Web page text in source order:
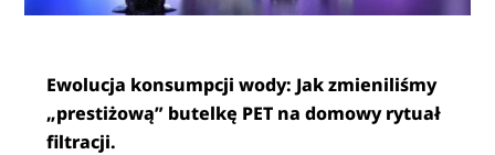
Ewolucja konsumpcji wody: Jak zmieniliśmy
„prestiżową” butelkę PET na domowy rytuał
filtracji.